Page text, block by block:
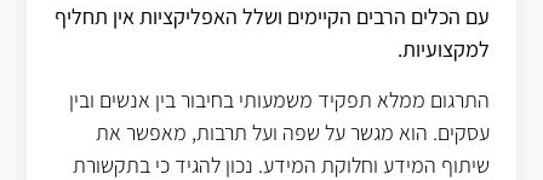
עם הכלים הרבים הקיימים ושלל האפליקציות אין תחליף
למקצועיות.
התרגום ממלא תפקיד משמעותי בחיבור בין אנשים ובין
עסקים. הוא מגשר על שפה ועל תרבות, מאפשר את
שיתוף המידע וחלוקת המידע. נכון להגיד כי בתקשורת